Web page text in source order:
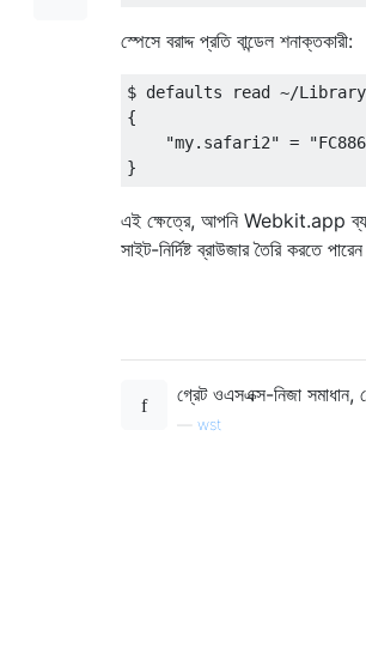
স্পেসে বরাদ্দ প্রতি বান্ডেল শনাক্তকারী:
$ defaults read ~/
{
"my.safari2" =
এই ক্ষেত্রে, আপনি Webkit.app
সাইট-নির্দিষ্ট ব্রাউজার তৈরি করতে
গ্রেট ওএসএক্স-নিজা সমাধান,
wst